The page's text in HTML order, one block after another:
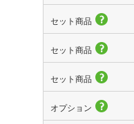
セット商品
セット商品
セット商品
オプション